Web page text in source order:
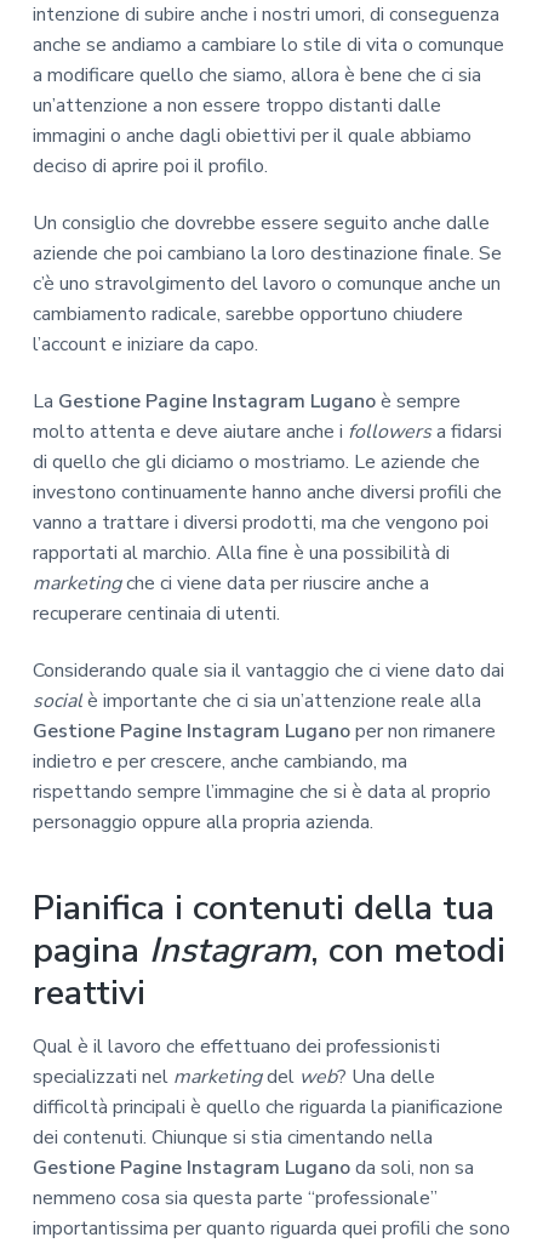
intenzione di subire anche i nostri umori, di conseguenza
anche se andiamo a cambiare lo stile di vita o comunque
a modificare quello che siamo, allora è bene che ci sia
un’attenzione a non essere troppo distanti dalle
immagini o anche dagli obiettivi per il quale abbiamo
deciso di aprire poi il profilo.
Un consiglio che dovrebbe essere seguito anche dalle
aziende che poi cambiano la loro destinazione finale. Se
c’è uno stravolgimento del lavoro o comunque anche un
cambiamento radicale, sarebbe opportuno chiudere
l’account e iniziare da capo.
La Gestione Pagine Instagram Luganoè sempre
molto attenta e deve aiutare anche i followersa fidarsi
di quello che gli diciamo o mostriamo. Le aziende che
investono continuamente hanno anche diversi profili che
vanno a trattare i diversi prodotti, ma che vengono poi
rapportati al marchio. Alla fine è una possibilità di
marketingche ci viene data per riuscire anche a
recuperare centinaia di utenti.
Considerando quale sia il vantaggio che ci viene dato dai
socialè importante che ci sia un’attenzione reale alla
Gestione Pagine Instagram Luganoper non rimanere
indietro e per crescere, anche cambiando, ma
rispettando sempre l’immagine che si è data al proprio
personaggio oppure alla propria azienda.
Pianifica i contenuti della tua
pagina Instagram, con metodi
reattivi
Qual è il lavoro che effettuano dei professionisti
specializzati nel marketingdel web? Una delle
difficoltà principali è quello che riguarda la pianificazione
dei contenuti. Chiunque si stia cimentando nella
Gestione Pagine Instagram Luganoda soli, non sa
nemmeno cosa sia questa parte “professionale”
importantissima per quanto riguarda quei profili che sono